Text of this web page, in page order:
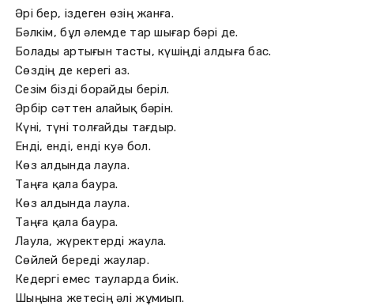
Әрі бер, іздеген өзің жанға.
Бәлкім, бұл әлемде тар шығар бәрі де.
Болады артығын тасты, күшіңді алдыға бас.
Сөздің де керегі аз.
Сезім бізді борайды беріл.
Әрбір сәттен алайық бәрін.
Күні, түні толғайды тағдыр.
Енді, енді, енді куә бол.
Көз алдында лаула.
Таңға қала баура.
Көз алдында лаула.
Таңға қала баура.
Лаула, жүректерді жаула.
Сөйлей береді жаулар.
Кедергі емес тауларда биік.
Шыңына жетесің әлі жұмиып.